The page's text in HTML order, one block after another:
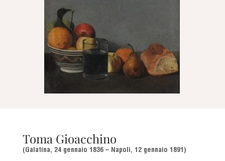
Toma Gioacchino
(Galatina, 24 gennaio 1836 – Napoli, 12 gennaio 1891)